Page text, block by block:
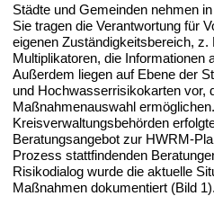
Städte und Gemeinden nehmen
Sie tragen die Verantwortung für
eigenen Zuständigkeitsbereich,
Multiplikatoren, die Informationen
Außerdem liegen auf Ebene der
und Hochwasserrisikokarten vor,
Maßnahmenauswahl
Kreisverwaltungsbehörden
Beratungsangebot zur HWRM-
Prozess stattfindenden
Risikodialog wurde die aktuelle
Maßnahmen dokumentiert (Bild